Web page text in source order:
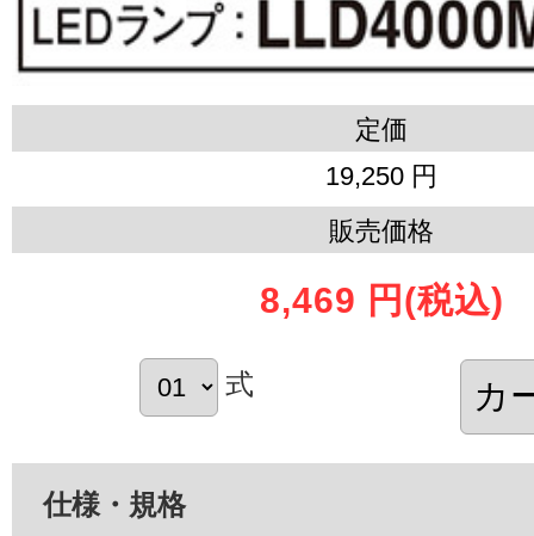
定価
19,250 円
販売価格
8,469 円 (税込)
式
仕様・規格